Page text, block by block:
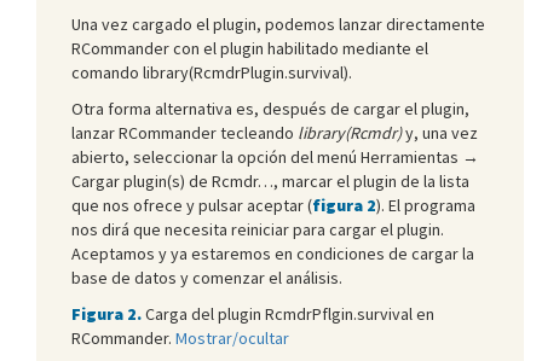
Una vez cargado el plugin, podemos lanzar directamente
RCommander con el plugin habilitado mediante el
comando library(RcmdrPlugin.survival).
Otra forma alternativa es, después de cargar el plugin,
lanzar RCommander tecleando library(Rcmdr)y, una vez
abierto, seleccionar la opción del menú Herramientas →
Cargar plugin(s) de Rcmdr…, marcar el plugin de la lista
que nos ofrece y pulsar aceptar (figura 2). El programa
nos dirá que necesita reiniciar para cargar el plugin.
Aceptamos y ya estaremos en condiciones de cargar la
base de datos y comenzar el análisis.
Figura 2.Carga del plugin RcmdrPflgin.survival en
RCommander. Mostrar/ocultar